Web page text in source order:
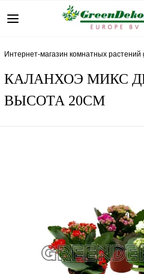
интернет-магазин комнатных
КАЛАНХОЭ МИКС
ВЫСОТА 20СМ